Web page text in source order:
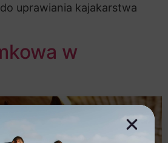
uprawiania kajakarstwa
w